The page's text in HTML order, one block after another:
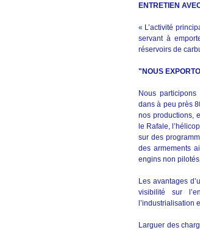
ENTRETIEN
« L’activité
servant à
réservoirs de
"NOUS
Nous
dans à peu près
nos productions,
le Rafale,
sur des
des armements
engins non
Les avantages
visibilité sur
l’industrialisation
Larguer des